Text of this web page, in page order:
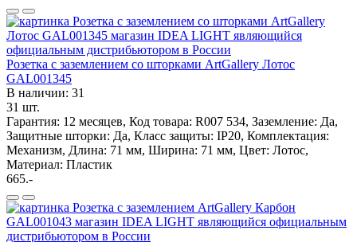
Розетка с заземлением со шторками ArtGallery Лотос
GAL001345
В наличии: 31
31 шт.
Гарантия: 12 месяцев, Код товара: R007 534, Заземление: Да,
Защитные шторки: Да, Класс защиты: IP20, Комплектация:
Механизм, Длина: 71 мм, Ширина: 71 мм, Цвет: Лотос,
Материал: Пластик
665.-